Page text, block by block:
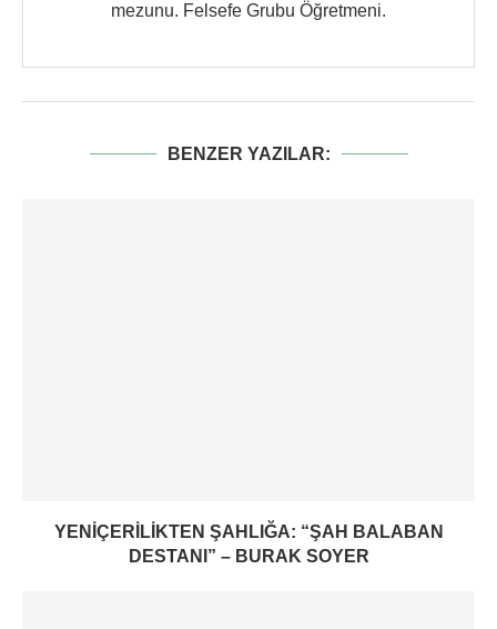
mezunu. Felsefe Grubu Öğretmeni.
BENZER YAZILAR:
YENIÇERILIKTEN ŞAHLIĞA: “ŞAH BALABAN
DESTANI” – BURAK SOYER